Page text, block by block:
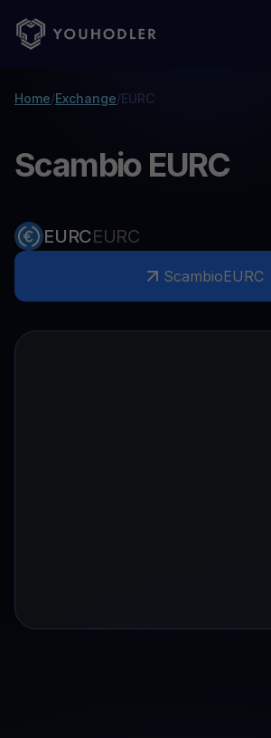
Home/Exchange/EURC
Scambio EURC
EURCEURC
ScambioEURC